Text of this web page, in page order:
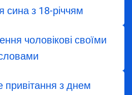
сина з 18-річчям
чоловікові своїми
з днем